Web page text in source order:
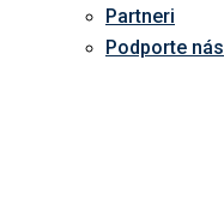
Partneri
Podporte nás